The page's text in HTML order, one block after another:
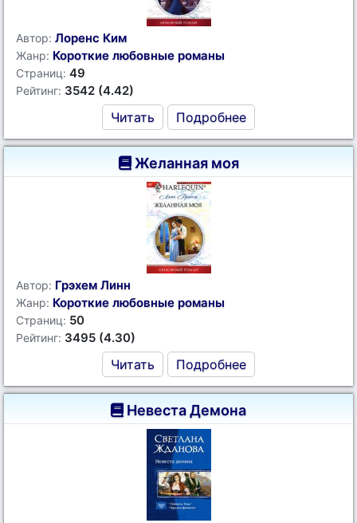
Автор: Лоренс Ким
Жанр: Короткие любовные романы
Страниц: 49
Рейтинг: 3542 (4.42)
Читать Подробнее
Желанная моя
Автор: Грэхем Линн
Жанр: Короткие любовные романы
Страниц: 50
Рейтинг: 3495 (4.30)
Читать Подробнее
Невеста Демона